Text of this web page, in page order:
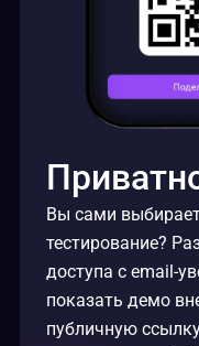
Вы сами
тестирование?
доступа с email-
показать демо
публичную